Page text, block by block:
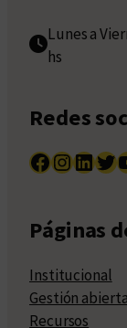
Lunes a
hs
Redes
Facebook InstagramLinkedIn Twitter YouTube
Páginas
Institucional
Gestión abierta
Recursos